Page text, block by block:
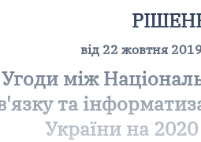
від 22 жовтня
між
та
України на